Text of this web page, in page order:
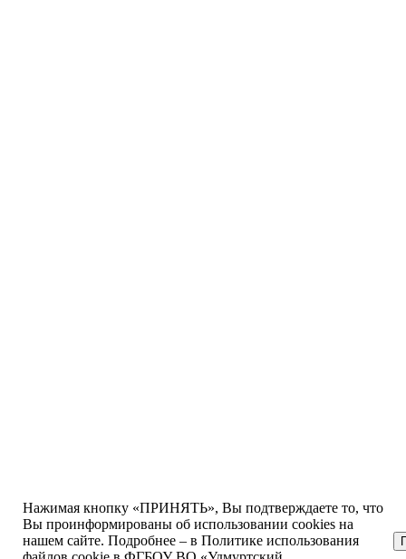
Нажимая кнопку «ПРИНЯТЬ», Вы подтверждаете то, что
Вы проинформированы об использовании cookies на
нашем сайте. Подробнее – в Политике использования